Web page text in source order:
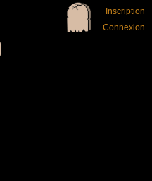
Inscription
Connexion